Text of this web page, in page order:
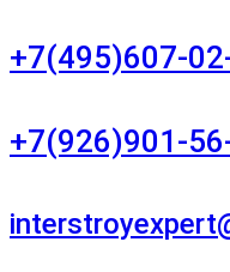
+7(495)607-
+7(926)901-